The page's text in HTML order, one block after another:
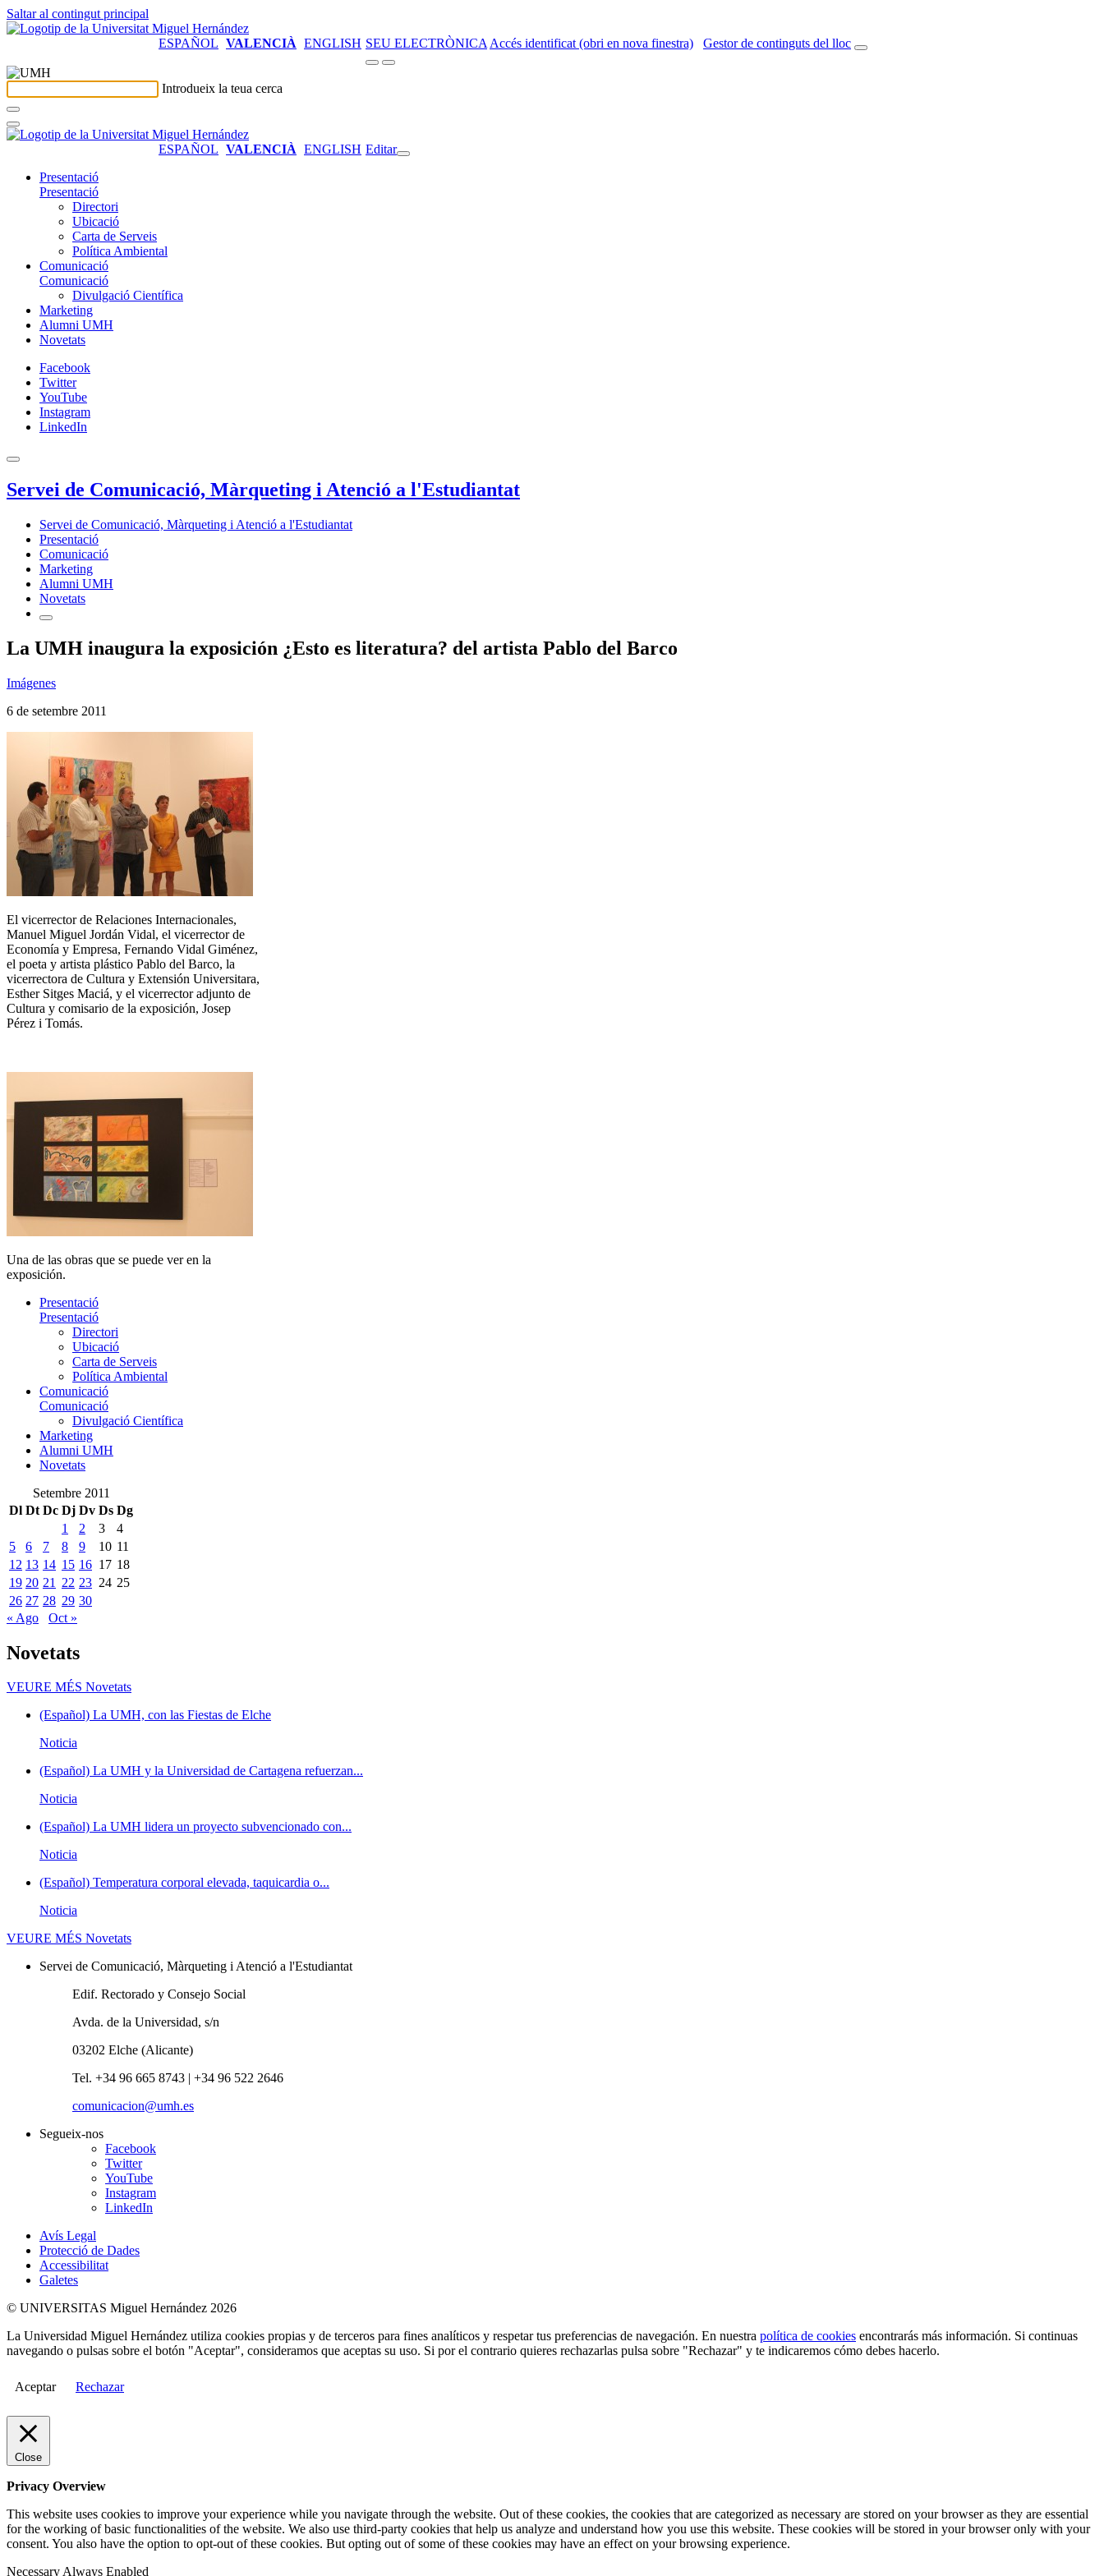
Saltar al contingut principal
ESPAÑOL VALENCIÀ ENGLISH SEU ELECTRÒNICA Accés identificat (obri en nova finestra) Gestor de continguts del lloc
Introdueix la teua cerca
ESPAÑOL VALENCIÀ ENGLISH Editar
Presentació
Presentació
Directori
Ubicació
Carta de Serveis
Política Ambiental
Comunicació
Comunicació
Divulgació Científica
Marketing
Alumni UMH
Novetats
Facebook
Twitter
YouTube
Instagram
LinkedIn
Servei de Comunicació, Màrqueting i Atenció a l'Estudiantat
Servei de Comunicació, Màrqueting i Atenció a l'Estudiantat
Presentació
Comunicació
Marketing
Alumni UMH
Novetats
La UMH inaugura la exposición ¿Esto es literatura? del artista Pablo del Barco
Imágenes
6 de setembre 2011
El vicerrector de Relaciones Internacionales,
Manuel Miguel Jordán Vidal, el vicerrector de
Economía y Empresa, Fernando Vidal Giménez,
el poeta y artista plástico Pablo del Barco, la
vicerrectora de Cultura y Extensión Universitara,
Esther Sitges Maciá, y el vicerrector adjunto de
Cultura y comisario de la exposición, Josep
Pérez i Tomás.
Una de las obras que se puede ver en la
exposición.
Presentació
Presentació
Directori
Ubicació
Carta de Serveis
Política Ambiental
Comunicació
Comunicació
Divulgació Científica
Marketing
Alumni UMH
Novetats
Setembre 2011
Dl Dt Dc Dj Dv Ds Dg
1
2 3
4
5
6 7 8 9 10 11
12 13 14 15 16 17 18
19 20 21 22 23 24 25
26 27 28 29 30
« Ago
Oct »
Novetats
VEURE MÉS Novetats
(Español) La UMH, con las Fiestas de Elche
Noticia
(Español) La UMH y la Universidad de Cartagena refuerzan...
Noticia
(Español) La UMH lidera un proyecto subvencionado con...
Noticia
(Español) Temperatura corporal elevada, taquicardia o...
Noticia
VEURE MÉS Novetats
Servei de Comunicació, Màrqueting i Atenció a l'Estudiantat
Edif. Rectorado y Consejo Social
Avda. de la Universidad, s/n
03202 Elche (Alicante)
Tel. +34 96 665 8743 | +34 96 522 2646
comunicacion@umh.es
Segueix-nos
Facebook
Twitter
YouTube
Instagram
LinkedIn
Avís Legal
Protecció de Dades
Accessibilitat
Galetes
© UNIVERSITAS Miguel Hernández 2026
La Universidad Miguel Hernández utiliza cookies propias y de terceros para fines analíticos y respetar tus preferencias de navegación. En nuestra política de cookies encontrarás más información. Si continuas
navegando o pulsas sobre el botón "Aceptar", consideramos que aceptas su uso. Si por el contrario quieres rechazarlas pulsa sobre "Rechazar" y te indicaremos cómo debes hacerlo.
Aceptar Rechazar
Close
Privacy Overview
This website uses cookies to improve your experience while you navigate through the website. Out of these cookies, the cookies that are categorized as necessary are stored on your browser as they are essential
for the working of basic functionalities of the website. We also use third-party cookies that help us analyze and understand how you use this website. These cookies will be stored in your browser only with your
consent. You also have the option to opt-out of these cookies. But opting out of some of these cookies may have an effect on your browsing experience.
NecessaryAlways Enabled